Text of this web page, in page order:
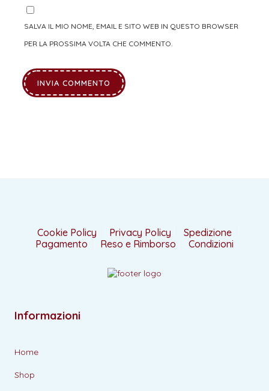
SALVA IL MIO NOME, EMAIL E SITO WEB IN QUESTO BROWSER
PER LA PROSSIMA VOLTA CHE COMMENTO.
Cookie Policy Privacy Policy
Spedizione
Pagamento
Reso e Rimborso Condizioni
Informazioni
Home
Shop